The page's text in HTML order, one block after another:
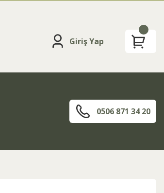
Giriş Yap
0506 871 34 20